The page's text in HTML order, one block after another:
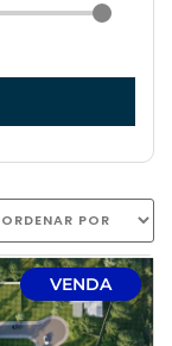
VENDA